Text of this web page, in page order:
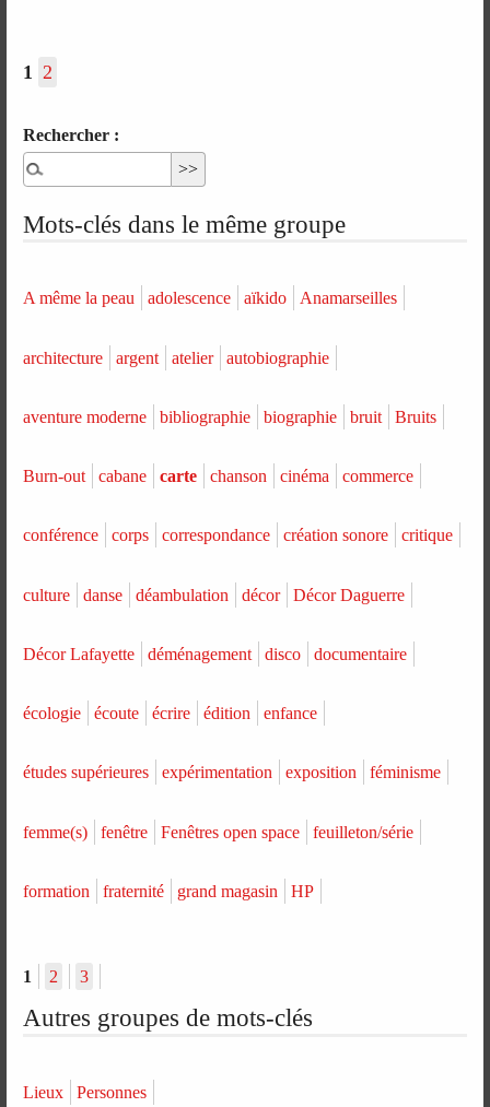
1 2
Rechercher :
Mots-clés dans le même groupe
A même la peau adolescence aïkido Anamarseilles
architecture argent atelier autobiographie
aventure moderne bibliographie biographie bruit Bruits
Burn-out cabane carte chanson cinéma commerce
conférence corps correspondance création sonore critique
culture danse déambulation décor Décor Daguerre
Décor Lafayette déménagement disco documentaire
écologie écoute écrire édition enfance
études supérieures expérimentation exposition féminisme
femme(s) fenêtre Fenêtres open space feuilleton/série
formation fraternité grand magasin HP
1 2 3
Autres groupes de mots-clés
Lieux Personnes